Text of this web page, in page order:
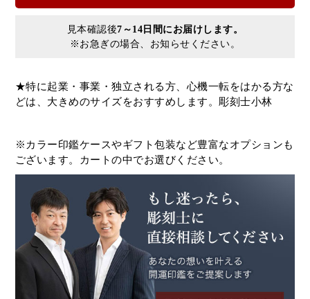
見本確認後7～14日間にお届けします。
※お急ぎの場合、お知らせください。
★特に起業・事業・独立される方、心機一転をはかる方な
どは、大きめのサイズをおすすめします。彫刻士小林
※カラー印鑑ケースやギフト包装など豊富なオプションも
ございます。カートの中でお選びください。